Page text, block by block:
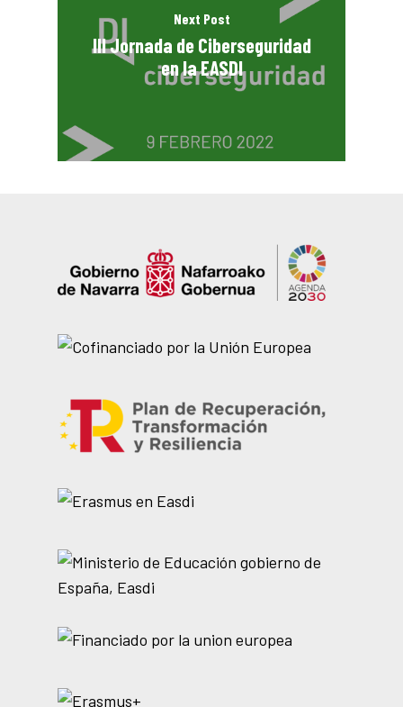
Next Post
III Jornada de Ciberseguridad
en la EASDI